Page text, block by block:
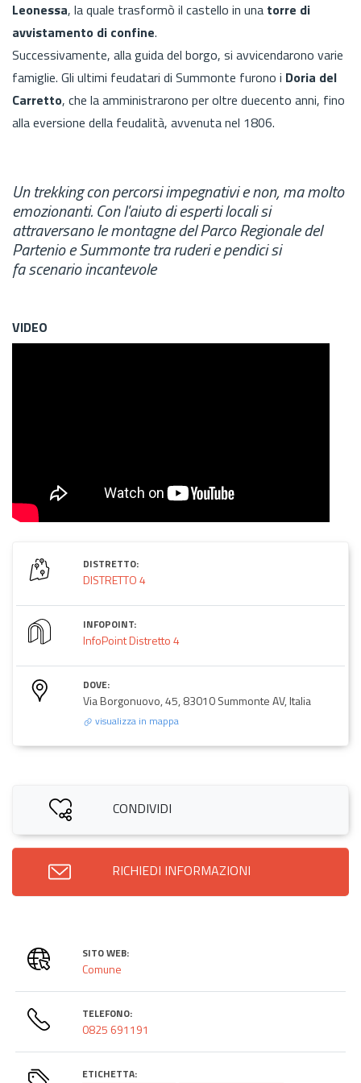
Leonessa, la quale trasformò il castello in una torre di
avvistamento di confine.
Successivamente, alla guida del borgo, si avvicendarono varie
famiglie. Gli ultimi feudatari di Summonte furono i Doria del
Carretto, che la amministrarono per oltre duecento anni, fino
alla eversione della feudalità, avvenuta nel 1806.
Un trekking con percorsi impegnativi e non, ma molto
emozionanti. Con l'aiuto di esperti locali si
attraversano le montagne del Parco Regionale del
Partenio e Summonte tra ruderi e pendici si
fa scenario incantevole
VIDEO
DISTRETTO:
DISTRETTO 4
INFOPOINT:
InfoPoint Distretto 4
DOVE:
Via Borgonuovo, 45, 83010 Summonte AV, Italia
visualizza in mappa
CONDIVIDI
RICHIEDI INFORMAZIONI
SITO WEB:
Comune
TELEFONO:
‎0825 691191
ETICHETTA: